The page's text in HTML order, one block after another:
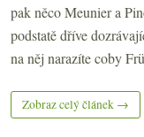
pak něco Meunier a
podstatě dříve
na něj narazíte coby
Zobraz celý článek →